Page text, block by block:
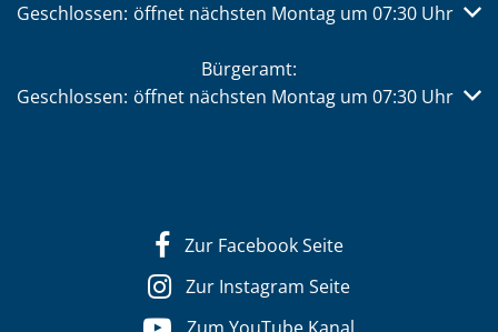
Klicken, um weitere Öffnungs- oder Schließzeiten
Geschlossen: öffnet nächsten Montag um 07:30 Uhr
Bürgeramt:
Klicken, um weitere Öffnungs- oder Schließzeiten
Geschlossen: öffnet nächsten Montag um 07:30 Uhr
Zur Facebook Seite
Zur Instagram Seite